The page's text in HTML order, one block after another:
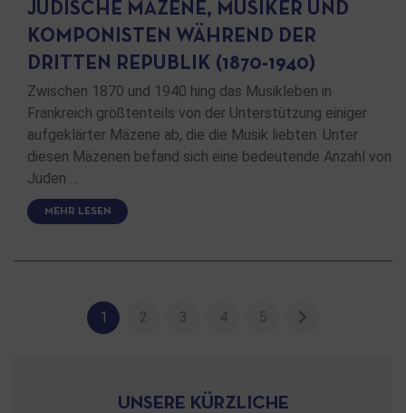
JÜDISCHE MÄZENE, MUSIKER UND
KOMPONISTEN WÄHREND DER
DRITTEN REPUBLIK (1870-1940)
Zwischen 1870 und 1940 hing das Musikleben in
Frankreich größtenteils von der Unterstützung einiger
aufgeklärter Mäzene ab, die die Musik liebten. Unter
diesen Mäzenen befand sich eine bedeutende Anzahl von
Juden …
MEHR LESEN
1 2 3 4 5
UNSERE KÜRZLICHE